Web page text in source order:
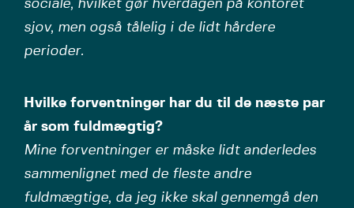
sociale, hvilket gør hverdagen på kontoret
sjov, men også tålelig i de lidt hårdere
perioder.
Hvilke forventninger har du til de næste par
år som fuldmægtig?
Mine forventninger er måske lidt anderledes
sammenlignet med de fleste andre
fuldmægtige, da jeg ikke skal gennemgå den